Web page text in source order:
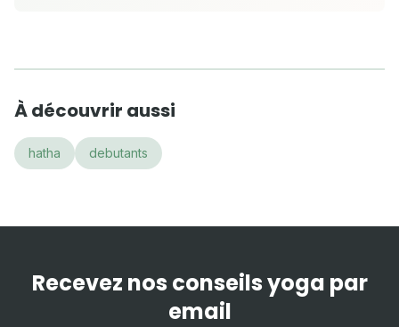
À découvrir aussi
hatha debutants
Recevez nos conseils yoga par
email